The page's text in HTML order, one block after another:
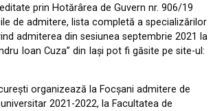
prin Hotărârea de Guvern nr. 906/19
de admitere, lista completă a specializărilor
admiterea din sesiunea septembrie 2021 la
Ioan Cuza” din Iași pot fi găsite pe site-ul:
organizează la Focșani admitere de
2021-2022, la Facultatea de